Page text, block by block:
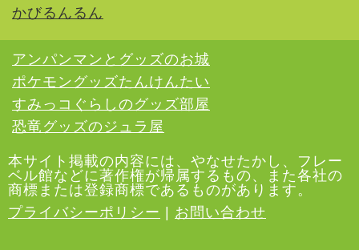
かびるんるん
アンパンマンとグッズのお城
ポケモングッズたんけんたい
すみっコぐらしのグッズ部屋
恐竜グッズのジュラ屋
本サイト掲載の内容には、やなせたかし、フレー
ベル館などに著作権が帰属するもの、また各社の
商標または登録商標であるものがあります。
プライバシーポリシー
お問い合わせ